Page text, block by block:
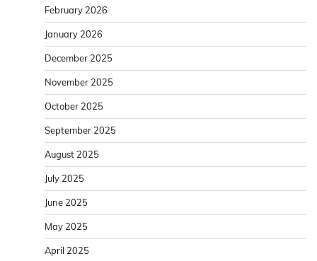
February 2026
January 2026
December 2025
November 2025
October 2025
September 2025
August 2025
July 2025
June 2025
May 2025
April 2025